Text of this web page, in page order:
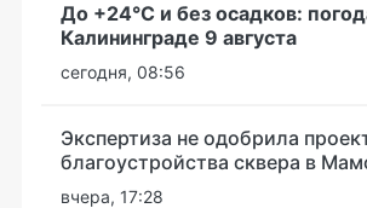
До +24°С и без осадков:
Калининграде 9 августа
сегодня, 08:56
Экспертиза не одобрила
благоустройства сквера в
вчера, 17:28